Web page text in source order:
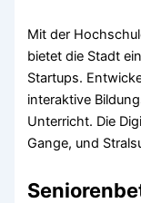
Mit der
bietet die Stadt
Startups.
interaktive
Unterricht. Die
Gange, und